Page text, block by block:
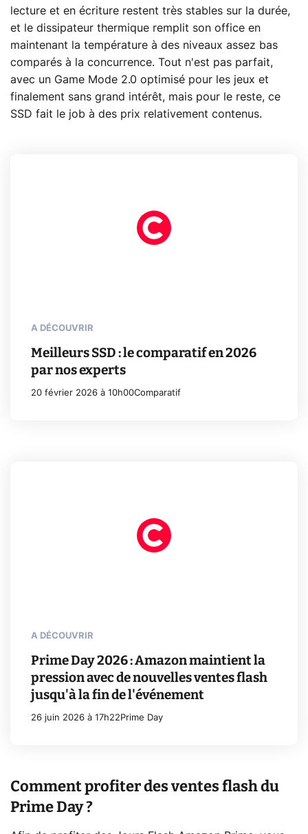
lecture et en écriture restent très stables sur la durée,
et le dissipateur thermique remplit son office en
maintenant la température à des niveaux assez bas
comparés à la concurrence. Tout n'est pas parfait,
avec un Game Mode 2.0 optimisé pour les jeux et
finalement sans grand intérêt, mais pour le reste, ce
SSD fait le job à des prix relativement contenus.
A DÉCOUVRIR
Meilleurs SSD : le comparatif en 2026
par nos experts
20 février 2026 à 10h00Comparatif
A DÉCOUVRIR
Prime Day 2026 : Amazon maintient la
pression avec de nouvelles ventes flash
jusqu'à la fin de l'événement
26 juin 2026 à 17h22 Prime Day
Comment profiter des ventes flash du
Prime Day ?